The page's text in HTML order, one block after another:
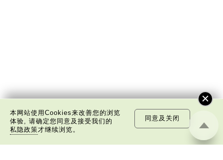
本网站使用Cookies来改善您的浏览
体验, 请确定您同意及接受我们的
私隐政策才继续浏览。
同意及关闭